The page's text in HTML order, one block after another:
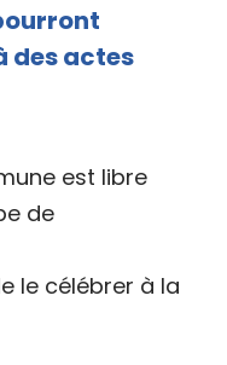
des actes
est libre
de
le célébrer à la